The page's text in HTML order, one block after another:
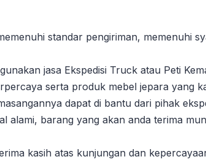
standar pengiriman, memenuhi
jasa Ekspedisi Truck atau Peti
serta produk mebel jepara yang
dapat di bantu dari pihak
alami, barang yang akan anda terima
kasih atas kunjungan dan